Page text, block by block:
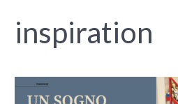
inspiration